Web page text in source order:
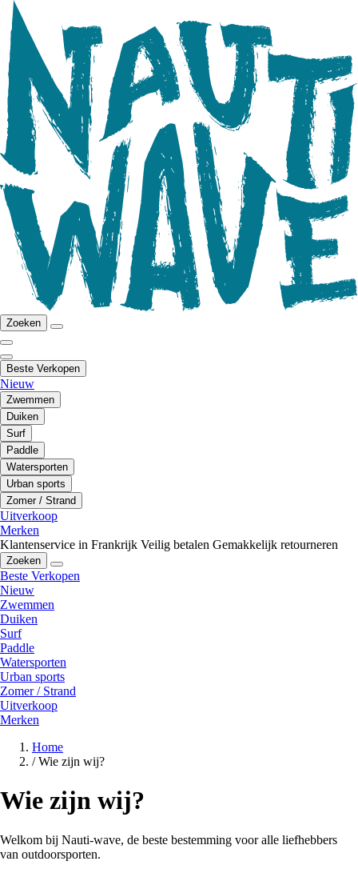
Zoeken
Beste Verkopen
Nieuw
Zwemmen
Duiken
Surf
Paddle
Watersporten
Urban sports
Zomer / Strand
Uitverkoop
Merken
Klantenservice in Frankrijk Veilig betalen Gemakkelijk retourneren
Zoeken
Beste Verkopen
Nieuw
Zwemmen
Duiken
Surf
Paddle
Watersporten
Urban sports
Zomer / Strand
Uitverkoop
Merken
Home
/ Wie zijn wij?
Wie zijn wij?
Welkom bij Nauti-wave, de beste bestemming voor alle liefhebbers
van outdoorsporten.